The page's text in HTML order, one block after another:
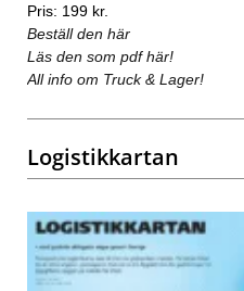
Pris: 199 kr.
Beställ den här
Läs den som pdf här!
All info om Truck & Lager!
Logistikkartan